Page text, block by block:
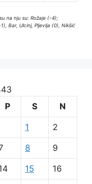
na nju su: Rožaje (-4);
Bar, Ulcinj, Pljevlja (0), Nikšić
P S N
1 2
8 9
15 16